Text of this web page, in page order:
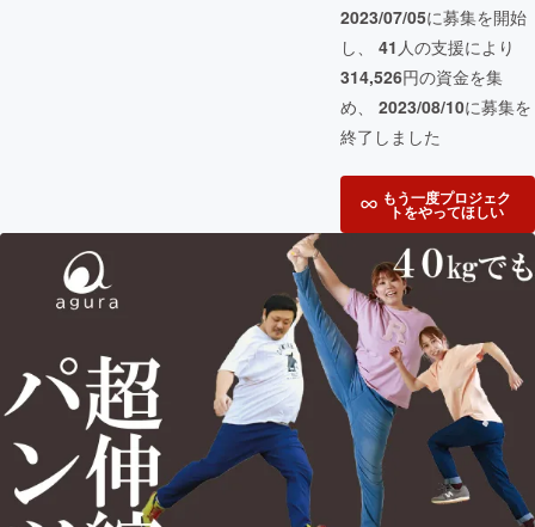
2023/07/05に募集を開始
し、 41 人の支援により
314,526円の資金を集
め、 2023/08/10に募集を
終了しました
もう一度プロジェク
トをやってほしい